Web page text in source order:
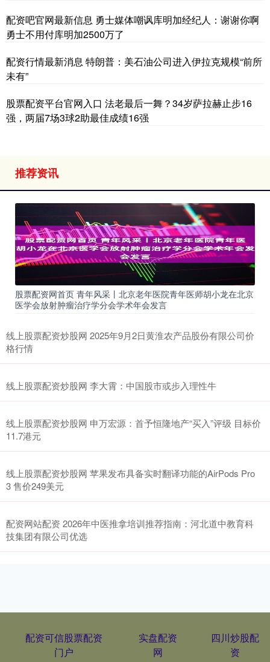
配资吧官网最新信息 勇士媒体嘲讽库明加经纪人：谢谢你啊
勇士不用付库明加2500万了
配资行情最新消息 特朗普：美石油公司进入伊拉克规模“前所
未有”
股票配资平台官网入口 法老最后一舞？34岁萨拉赫止步16
强，两届7场3球2助最佳成绩16强
推荐资讯
股票配资网首页 青年风采丨北京老年医院青年医师胡小龙在北京
医学会放射肿瘤治疗学分会学术年会发言
线上股票配资炒股网 2025年9月2日黄淮农产品股份有限公司价
格行情
线上股票配资炒股网 李大霄：中国股市或步入理性牛
线上股票配资炒股网 申万宏源：首予恒隆地产“买入”评级 目标价
11.7港元
线上股票配资炒股网 苹果发布具备实时翻译功能的AirPods Pro
3 售价249美元
配资网站配资 2026年中医推拿培训推荐指南：河北道中教育科
技集团有限公司优选
配资可信股票配资
门户
实盘配资
网
四川炒股配
资